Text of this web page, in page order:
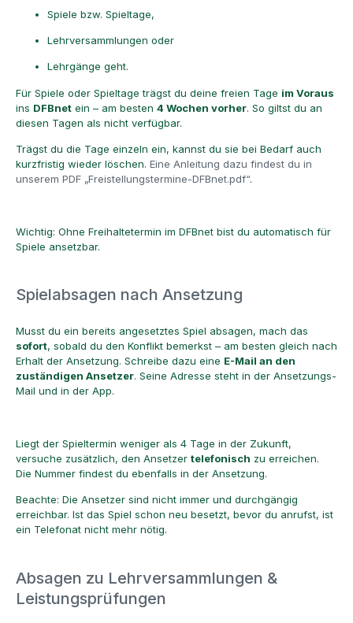
Spiele bzw. Spieltage,
Lehrversammlungen oder
Lehrgänge geht.
Für Spiele oder Spieltage trägst du deine freien Tage im Voraus
ins DFBnet ein – am besten 4 Wochen vorher. So giltst du an
diesen Tagen als nicht verfügbar.
Trägst du die Tage einzeln ein, kannst du sie bei Bedarf auch
kurzfristig wieder löschen. Eine Anleitung dazu findest du in
unserem PDF „Freistellungstermine-DFBnet.pdf“.
Wichtig: Ohne Freihaltetermin im DFBnet bist du automatisch für
Spiele ansetzbar.
Spielabsagen nach Ansetzung
Musst du ein bereits angesetztes Spiel absagen, mach das
sofort, sobald du den Konflikt bemerkst – am besten gleich nach
Erhalt der Ansetzung. Schreibe dazu eine E-Mail an den
zuständigen Ansetzer. Seine Adresse steht in der Ansetzungs-
Mail und in der App.
Liegt der Spieltermin weniger als 4 Tage in der Zukunft,
versuche zusätzlich, den Ansetzer telefonisch zu erreichen.
Die Nummer findest du ebenfalls in der Ansetzung.
Beachte: Die Ansetzer sind nicht immer und durchgängig
erreichbar. Ist das Spiel schon neu besetzt, bevor du anrufst, ist
ein Telefonat nicht mehr nötig.
Absagen zu Lehrversammlungen &
Leistungsprüfungen